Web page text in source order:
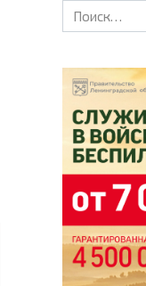
Search
for: